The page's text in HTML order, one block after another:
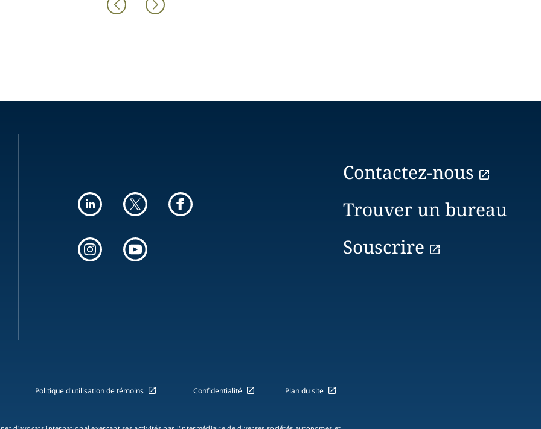
Contactez-nous
Trouver un bureau
Souscrire
Politique d'utilisation de témoins Confidentialité Plan du site